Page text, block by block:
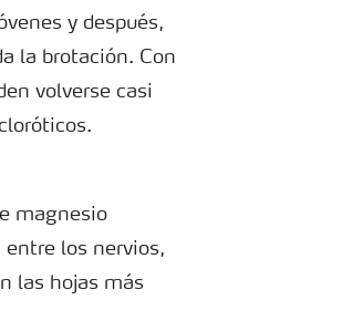
y después,
la brotación. Con
volverse casi
magnesio
los nervios,
las hojas más